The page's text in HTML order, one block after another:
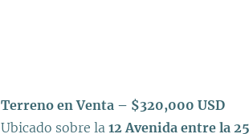
Terreno en Venta – $320,000 USD
Ubicado sobre la 12 Avenida entre la